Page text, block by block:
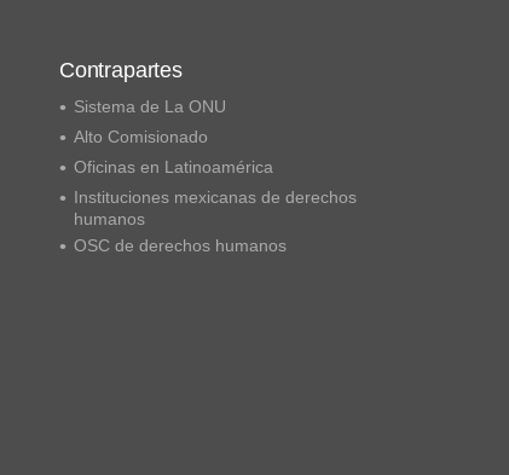
Contrapartes
Sistema de La ONU
Alto Comisionado
Oficinas en Latinoamérica
Instituciones mexicanas de derechos
humanos
OSC de derechos humanos